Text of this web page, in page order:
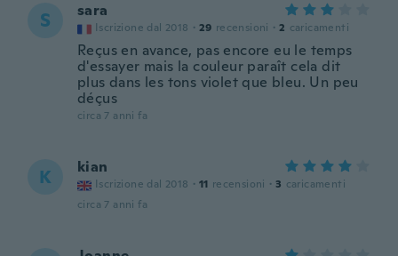
S sara
Iscrizione dal 2018 · 29 recensioni · 2 caricamenti
Reçus en avance, pas encore eu le temps
d'essayer mais la couleur paraît cela dit
plus dans les tons violet que bleu. Un peu
déçus
circa 7 anni fa
K kian
Iscrizione dal 2018 · 11 recensioni · 3 caricamenti
circa 7 anni fa